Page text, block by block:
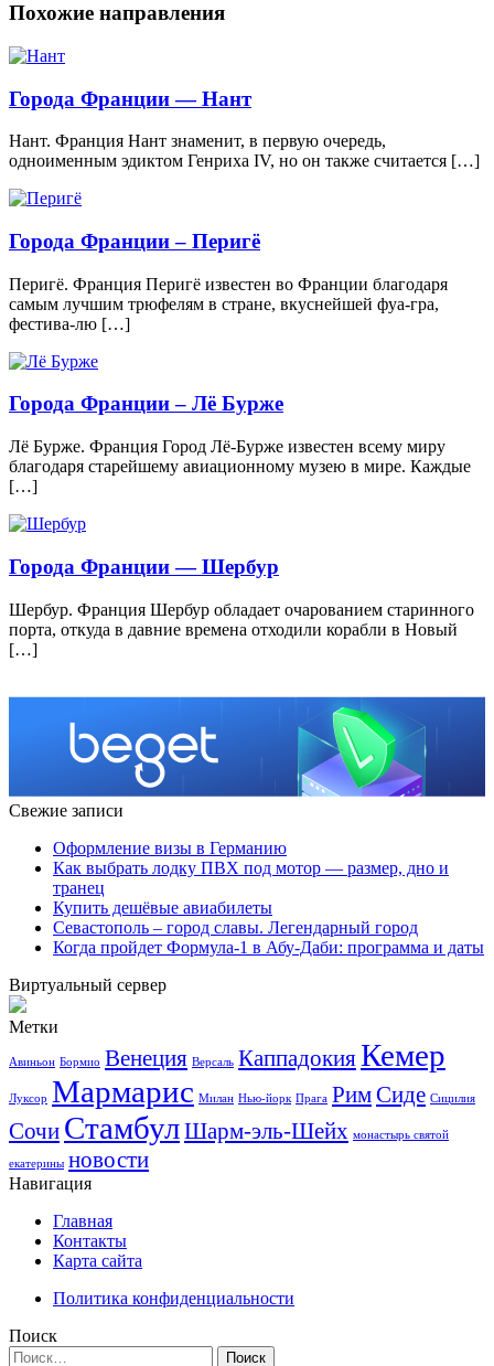
Похожие направления
Города Франции — Нант
Нант. Франция Нант знаменит, в первую очередь,
одноименным эдиктом Генриха IV, но он также считается […]
Города Франции – Перигё
Перигё. Франция Перигё известен во Франции благодаря
самым лучшим трюфелям в стране, вкуснейшей фуа-гра,
фестива-лю […]
Города Франции – Лё Бурже
Лё Бурже. Франция Город Лё-Бурже известен всему миру
благодаря старейшему авиационному музею в мире. Каждые
[…]
Города Франции — Шербур
Шербур. Франция Шербур обладает очарованием старинного
порта, откуда в давние времена отходили корабли в Новый
[…]
Свежие записи
Оформление визы в Германию
Как выбрать лодку ПВХ под мотор — размер, дно и
транец
Купить дешёвые авиабилеты
Севастополь – город славы. Легендарный город
Когда пройдет Формула-1 в Абу-Даби: программа и даты
Виртуальный сервер
Метки
Авиньон Бормио Венеция Версаль КаппадокияКемер
Луксор Мармарис Милан Нью-йорк Прага РимСиде Сицилия
Сочи СтамбулШарм-эль-Шейх монастырь святой
екатерины новости
Навигация
Главная
Контакты
Карта сайта
Политика конфиденциальности
Поиск
Найти: